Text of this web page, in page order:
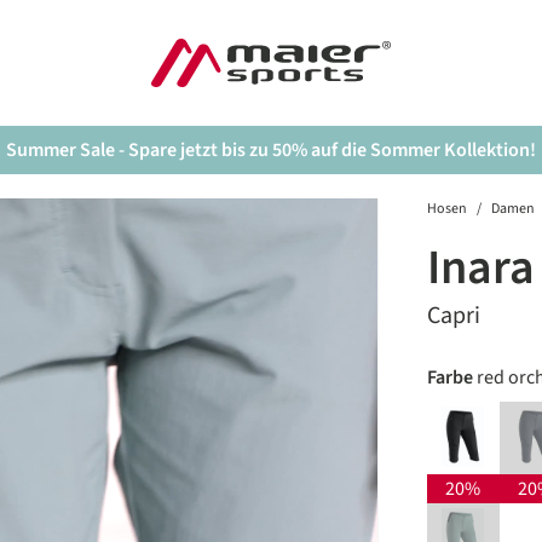
Summer Sale - Spare jetzt bis zu 50% auf die Sommer Kollektion!
Hosen / Damen
Capri
Farbered
black
20%